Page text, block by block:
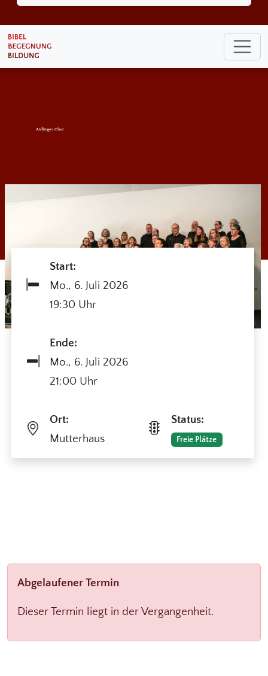
Aidlinger Chor
Start:
Mo., 6. Juli 2026
19:30 Uhr
Ende:
Mo., 6. Juli 2026
21:00 Uhr
Ort:
Mutterhaus
Status:
Freie Plätze
Abgelaufener Termin
Dieser Termin liegt in der Vergangenheit.